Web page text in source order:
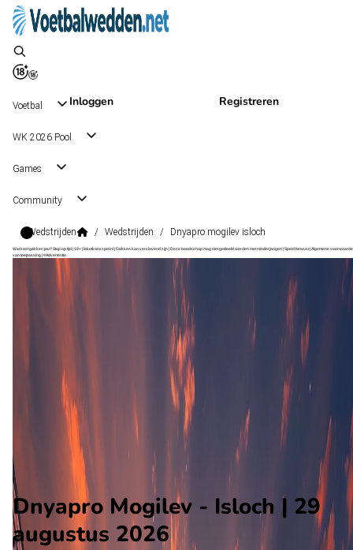
Inloggen Registreren
Voetbal
WK 2026 Pool
Games
Community
Wedstrijden / Wedstrijden / Dnyapro mogilev isloch
Wat kost gokken jou? Stop op tijd | 18+ | loketkansspel.nl | Gokken kan verslavend zijn | Deze boodschap mag niet gedeeld worden met minderjarigen | Speel bewust | Algemene
van toepassing | #Advertentie
Premier League
Alle wedstrijden
Dnyapro Mogilev - Isloch
Voorbeschouwing
Dnyapro Mogilev - Isloch | 29
augustus 2026